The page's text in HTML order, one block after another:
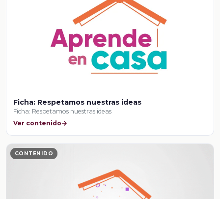
Ficha: Respetamos nuestras ideas
Ficha: Respetamos nuestras ideas
Ver contenido
CONTENIDO